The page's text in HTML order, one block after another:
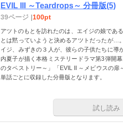
EVIL III ～Teardrops～ 分冊版(5)
39ページ |100pt
アツトのもとを訪れたのは、エイジの娘であ
とは黙っていようと決めるアツトだったが…
イジ、みずきの３人が、彼らの子供たちに
内夏子が描く本格ミステリードラマ第3弾開
のタペストリー～」「EVIL II ～メビウスの
単話ごとに収録した分冊版となります。
試し読み